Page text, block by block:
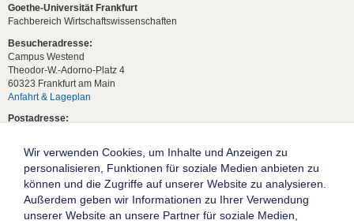
Goethe-Universität Frankfurt
Fachbereich Wirtschaftswissenschaften
Besucheradresse:
Campus Westend
Theodor-W.-Adorno-Platz 4
60323 Frankfurt am Main
Anfahrt & Lageplan
Postadresse:
Studentische Anfragen:
studium[at]wiwi.uni-frankfurt[dot]de
Allgemeine Anfragen:
dekanat02[at]wiwi.uni-frankfurt[dot]de
Wir verwenden Cookies, um Inhalte und Anzeigen zu
personalisieren, Funktionen für soziale Medien anbieten zu
können und die Zugriffe auf unserer Website zu analysieren.
Außerdem geben wir Informationen zu Ihrer Verwendung
unserer Website an unsere Partner für soziale Medien,